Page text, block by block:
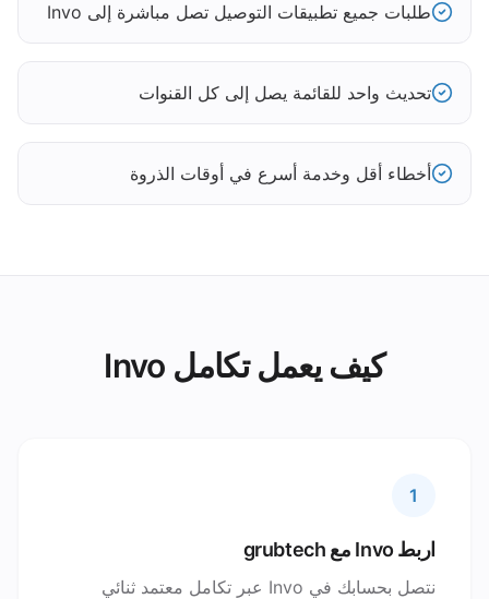
طلبات جميع تطبيقات التوصيل تصل مباشرة إلى Invo
تحديث واحد للقائمة يصل إلى كل القنوات
أخطاء أقل وخدمة أسرع في أوقات الذروة
كيف يعمل تكامل Invo
1
اربط Invo مع grubtech
نتصل بحسابك في Invo عبر تكامل معتمد ثنائي